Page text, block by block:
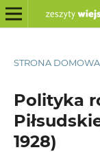
STRONA DOMOWA
Polityka
1928)